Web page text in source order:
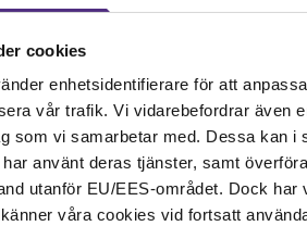
cookies
enhetsidentifierare för att
vår trafik. Vi vidarebefordrar även
som vi samarbetar med. Dessa kan
använt deras tjänster, samt
utanför EU/EES-området. Dock
våra cookies vid fortsatt